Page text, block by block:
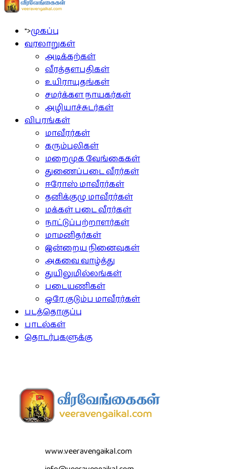
">முகப்பு
வரலாறுகள்
அடிக்கற்கள்
வீரத்தளபதிகள்
உயிராயுதங்கள்
சமர்க்கள நாயகர்கள்
அழியாச்சுடர்கள்
விபரங்கள்
மாவீரர்கள்
கரும்புலிகள்
மறைமுக வேங்கைகள்
துணைப்படை வீரர்கள்
ஈரோஸ் மாவீரர்கள்
தனிக்குழு மாவீரர்கள்
மக்கள் படை வீரர்கள்
நாட்டுப்பற்றாளர்கள்
மாமனிதர்கள்
இன்றைய நினைவுகள்
அகவை வாழ்த்து
துயிலுமில்லங்கள்
படையணிகள்
ஒரே குடும்ப மாவீரர்கள்
படத்தொகுப்பு
பாடல்கள்
தொடர்புகளுக்கு
www.veeravengaikal.com